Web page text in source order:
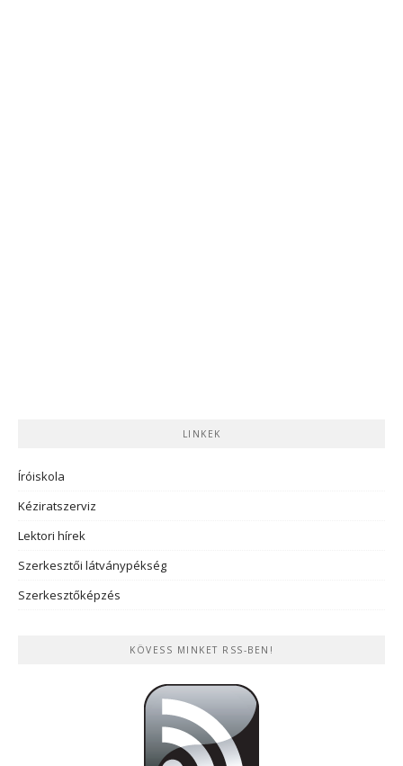
LINKEK
Íróiskola
Kéziratszerviz
Lektori hírek
Szerkesztői látványpékség
Szerkesztőképzés
KÖVESS MINKET RSS-BEN!